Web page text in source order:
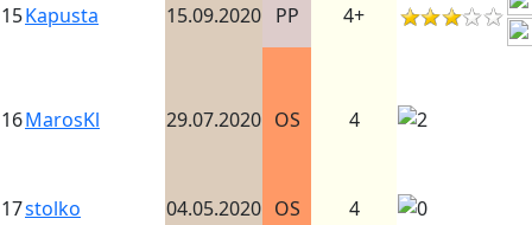
15Kapusta 15.09.2020 PP 4+
16MarosKl 29.07.2020 OS 4
17stolko 04.05.2020 OS
4